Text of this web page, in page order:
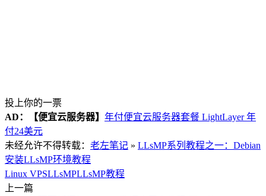
投上你的一票
AD：
【便宜云服务器】 年付便宜云服务器套餐 LightLayer 年
付24美元
未经允许不得转载： 老左笔记 » LLsMP系列教程之一：Debian
安装LLsMP环境教程
Linux VPSLLsMPLLsMP教程
上一篇